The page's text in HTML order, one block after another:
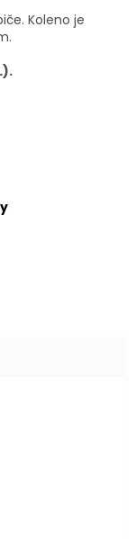
Koleno je
hvězdiček.
hvězdiček.